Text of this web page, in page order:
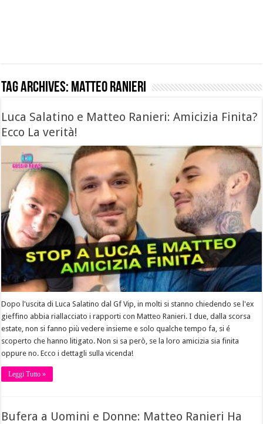
Tag Archives: Matteo Ranieri
Luca Salatino e Matteo Ranieri: Amicizia Finita?
Ecco La verità!
Dopo l'uscita di Luca Salatino dal Gf Vip, in molti si stanno chiedendo se l'ex
gieffino abbia riallacciato i rapporti con Matteo Ranieri. I due, dalla scorsa
estate, non si fanno più vedere insieme e solo qualche tempo fa, si é
scoperto che hanno litigato. Non si sa però, se la loro amicizia sia finita
oppure no. Ecco i dettagli sulla vicenda!
Leggi Tutto »
Bufera a Uomini e Donne: Matteo Ranieri Ha